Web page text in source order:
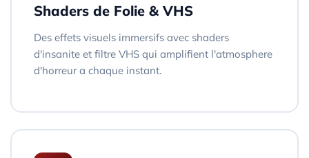
Shaders de Folie & VHS
Des effets visuels immersifs avec shaders
d'insanite et filtre VHS qui amplifient l'atmosphere
d'horreur a chaque instant.